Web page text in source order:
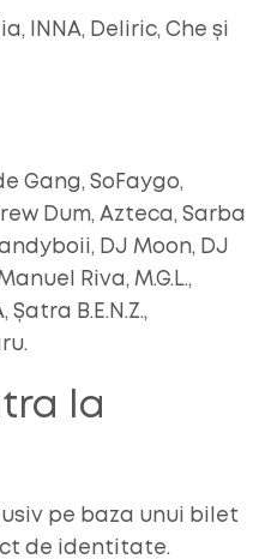
INNA, Deliric, Che și
Gang, SoFaygo,
Dum, Azteca, Sarba
DJ Moon, DJ
Riva, M.G.L.,
Șatra B.E.N.Z.,
la
pe baza unui bilet
de identitate.